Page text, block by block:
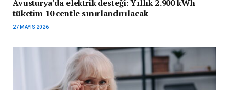
Avusturya’da elektrik desteği: Yıllık 2.900 kWh
tüketim 10 centle sınırlandırılacak
27 MAYIS 2026